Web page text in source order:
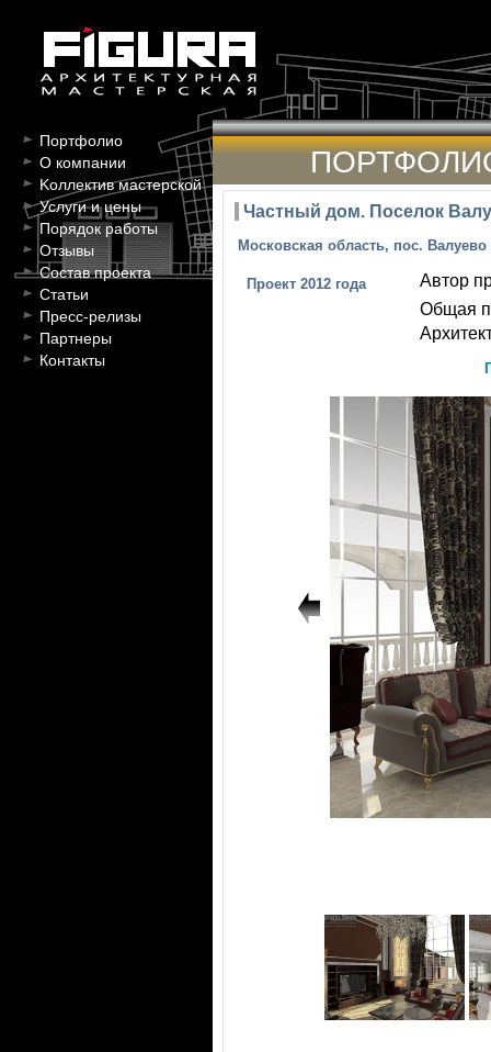
Портфолио
О компании
Kоллектив мастерской
Услуги и цены
Порядок работы
Отзывы
Состав проекта
Статьи
Пресс-релизы
Партнеры
Контакты
Частный дом. Поселок
Московская область, пос. Валуево
Проект 2012 года
Автор
Общая